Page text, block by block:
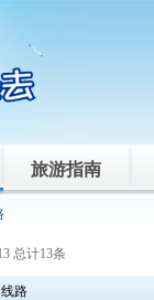
旅游指南
总计13条
线路